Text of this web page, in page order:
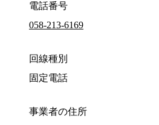
電話番号
058-213-6169
回線種別
固定電話
事業者の住所